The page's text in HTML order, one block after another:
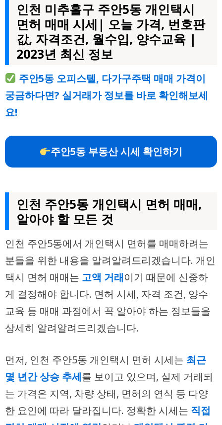
인천 미추홀구 주안5동 개인택시
면허 매매 시세| 오늘 가격, 번호판
값, 자격조건, 월수입, 양수교육 |
2023년 최신 정보
주안5동 오피스텔, 다가구주택 매매 가격이
궁금하다면? 실거래가 정보를 바로 확인해보세
요!
주안5동 부동산 시세 확인하기
인천 주안5동 개인택시 면허 매매,
알아야 할 모든 것
인천 주안5동에서 개인택시 면허를 매매하려는
분들을 위한 내용을 알려알려드리겠습니다. 개인
택시 면허 매매는 고액 거래이기 때문에 신중하
게 결정해야 합니다. 면허 시세, 자격 조건, 양수
교육 등 매매 과정에서 꼭 알아야 하는 정보들을
상세히 알려알려드리겠습니다.
먼저, 인천 주안5동 개인택시 면허 시세는 최근
몇 년간 상승 추세를 보이고 있으며, 실제 거래되
는 가격은 지역, 차량 상태, 면허의 연식 등 다양
한 요인에 따라 달라집니다. 정확한 시세는 직접